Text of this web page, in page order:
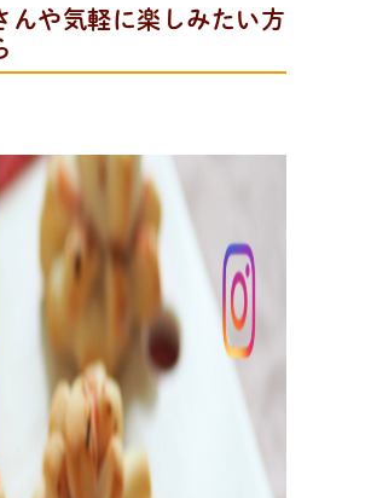
索
パン先生たち。あなたの街のパン教
んや気軽に楽しみたい方